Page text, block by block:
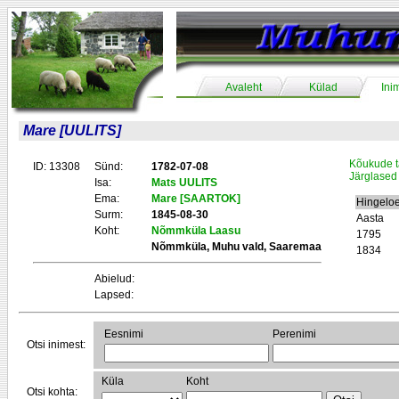
Avaleht Külad
Mare [UULITS]
ID: 13308 Sünd:
1782-07-08
Isa:
Mats UULITS
Ema:
Mare [SAARTOK]
Surm:
1845-08-30
Koht:
Nõmmküla Laasu
Nõmmküla, Muhu vald, Saaremaa
Abielud:
Lapsed:
Kõukude
Järglased
Aasta
1795
1834
Otsi inimest:
Eesnimi Perenimi
Otsi kohta:
Küla Koht